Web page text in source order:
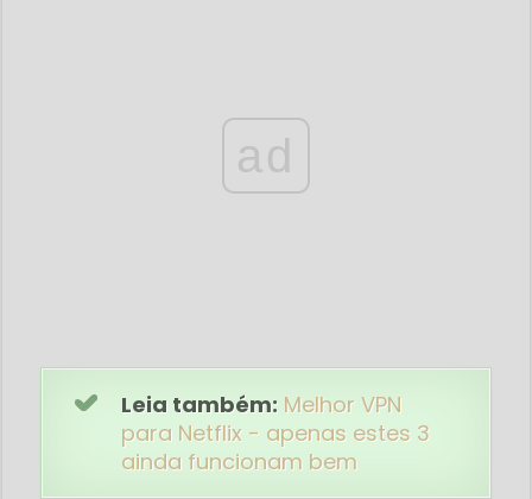
ad
Leia também: Melhor VPN
para Netflix - apenas estes 3
ainda funcionam bem